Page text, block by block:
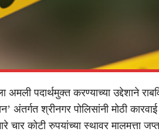
अमली पदार्थमुक्त करण्याच्या उद्देशाने
अंतर्गत श्रीनगर पोलिसांनी मोठी
चार कोटी रुपयांच्या स्थावर मालमत्ता